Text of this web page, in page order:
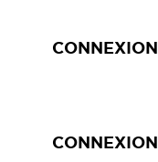
CONNEXION
CONNEXION